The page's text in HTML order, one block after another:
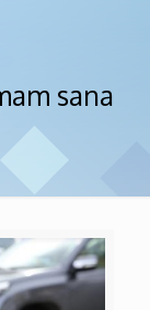
sana